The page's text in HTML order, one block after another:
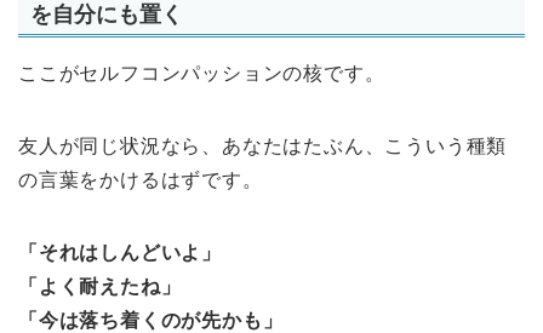
を自分にも置く
ここがセルフコンパッションの核です。
友人が同じ状況なら、あなたはたぶん、こういう種類
の言葉をかけるはずです。
「それはしんどいよ」
「よく耐えたね」
「今は落ち着くのが先かも」